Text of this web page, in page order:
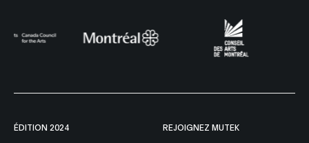
ÉDITION 2024 REJOIGNEZ MUTEK